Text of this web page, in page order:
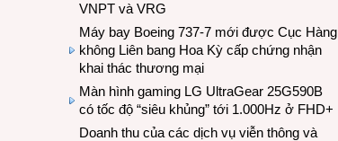
VNPT và VRG
Máy bay Boeing 737-7 mới được Cục Hàng
không Liên bang Hoa Kỳ cấp chứng nhận
khai thác thương mại
Màn hình gaming LG UltraGear 25G590B
có tốc độ “siêu khủng” tới 1.000Hz ở FHD+
Doanh thu của các dịch vụ viễn thông và